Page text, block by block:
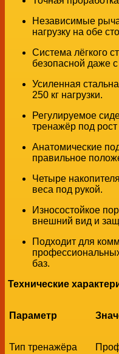
Независимые
нагрузку на обе
Система лёгкого
безопасной даже
Усиленная
250 кг нагрузки.
Регулируемое
тренажёр под рост
Анатомические
правильное
Четыре
веса под рукой.
Износостойкое
внешний вид и
Подходит для
баз.
Технические
Параметр
Тип тренажёра